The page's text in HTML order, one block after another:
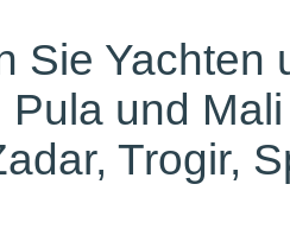
Sie Yachten
Pula und
Trogir,